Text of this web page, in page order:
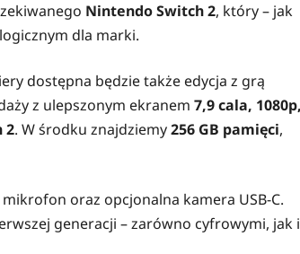
Nintendo Switch 2, który – jak
dla marki.
dostępna będzie także edycja z grą
z ulepszonym ekranem 7,9 cala,
2. W środku znajdziemy256 GB pamięci,
oraz opcjonalna kamera USB-C.
generacji – zarówno cyfrowymi, jak i